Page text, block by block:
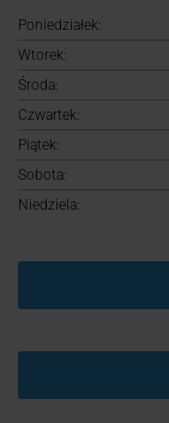
Poniedziałek:
Wtorek:
Środa:
Czwartek:
Piątek:
Sobota:
Niedziela: